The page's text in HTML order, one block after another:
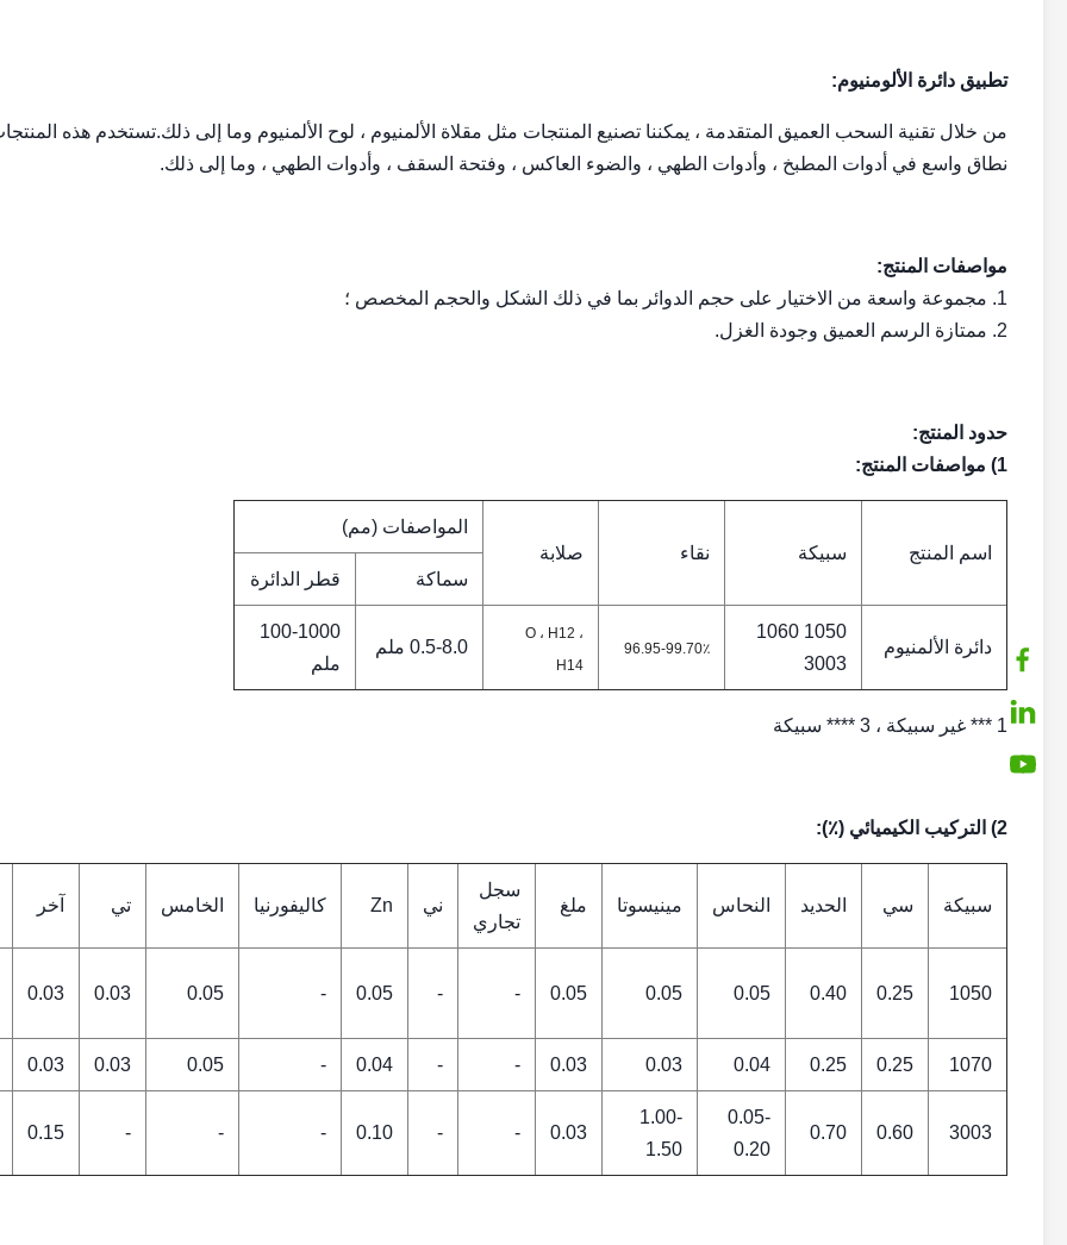
تطبيق دائرة الألومنيوم:
من خلال تقنية السحب العميق المتقدمة ، يمكننا تصنيع المنتجات مثل مقلاة الألمنيوم ، لوح الألمنيوم وما إلى ذلك.تستخدم هذه
نطاق واسع في أدوات المطبخ ، وأدوات الطهي ، والضوء العاكس ، وفتحة السقف ، وأدوات الطهي ، وما إلى ذلك.
مواصفات المنتج:
1. مجموعة واسعة من الاختيار على حجم الدوائر بما في ذلك الشكل والحجم المخصص ؛
2. ممتازة الرسم العميق وجودة الغزل.
حدود المنتج:
1) مواصفات المنتج:
اسم المنتج سبيكة نقاء صلابة
المواصفات (مم)
سماكة قطر الدائرة
دائرة الألمنيوم
1050 1060
3003
96.95-99.70٪
O ، H12 ،
H14
0.5-8.0 ملم
100-1000
ملم
1 *** غير سبيكة ، 3 **** سبيكة
2) التركيب الكيميائي (٪):
سبيكة سي الحديد النحاس مينيسوتا ملغ
سجل
تجاري
ني Zn كاليفورنيا الخامس تي آخر
1050
0.25
0.40
0.05
0.05
0.05
-
-
0.05
-
0.05
0.03
0.03
1070
0.25
0.25
0.04
0.03
0.03
-
-
0.04
-
0.05
0.03
0.03
3003
0.60
0.70
0.05-
0.20
1.00-
1.50
0.03
-
-
0.10
-
-
-
0.15